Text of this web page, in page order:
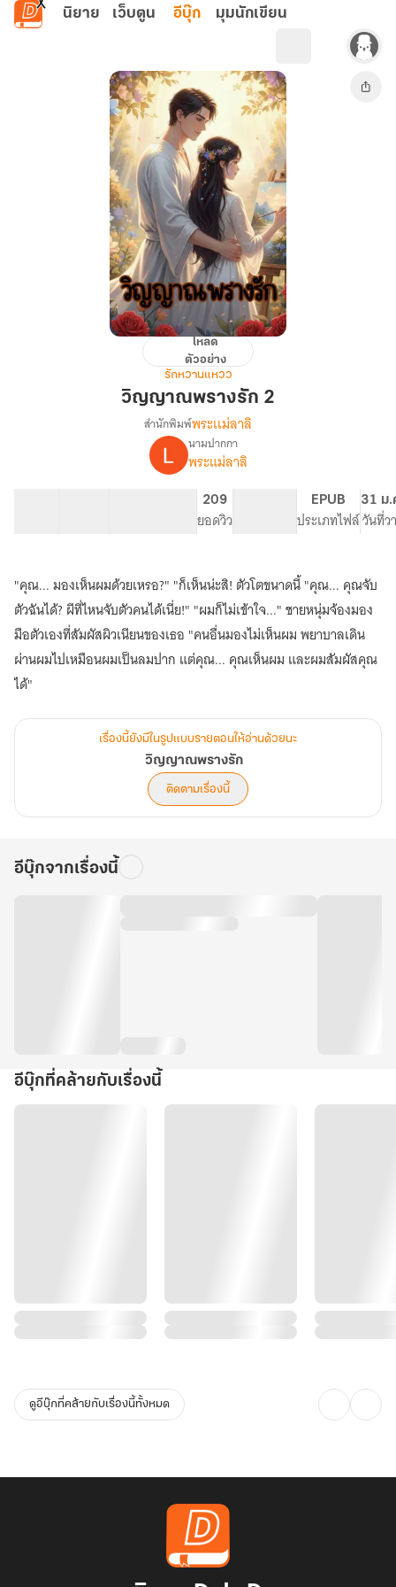
ข้ามไปยังเนื้อหาหลัก
นิยาย เว็บตูน อีบุ๊ก มุมนักเขียน
วิญญาณ
รัก
โหลด
ตัวอย่าง
รักหวานแหวว
วิญญาณพรางรัก 2
เรื่อง
วิญญาณ
รัก
สำนักพิมพ์พระเเม่ลาลิ
นามปากกา
พระแม่ลาลิ
209
ยอดวิว
EPUB
ประเภทไฟล์
31 ม
วันที่ว
"คุณ... มองเห็นผมด้วยเหรอ?" "ก็เห็นน่ะสิ! ตัวโตขนาดนี้ "คุณ... คุณจับ
ตัวฉันได้? ผีที่ไหนจับตัวคนได้เนี่ย!" "ผมก็ไม่เข้าใจ..." ชายหนุ่มจ้องมอง
มือตัวเองที่สัมผัสผิวเนียนของเธอ "คนอื่นมองไม่เห็นผม พยาบาลเดิน
ผ่านผมไปเหมือนผมเป็นลมปาก แต่คุณ... คุณเห็นผม และผมสัมผัสคุณ
ได้"
เรื่องนี้ยังมีในรูปแบบรายตอนให้อ่านด้วยนะ
วิญญาณพรางรัก
ติดตามเรื่องนี้
อีบุ๊กจากเรื่องนี้
อีบุ๊กที่คล้ายกับเรื่องนี้
ดูอีบุ๊กที่คล้ายกับเรื่องนี้ทั้งหมด